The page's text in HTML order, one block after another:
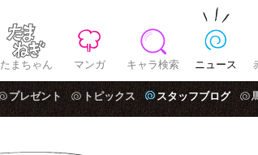
たまちゃん マンガ キャラ検索 ニュース
プレゼント トピックス スタッフブログ